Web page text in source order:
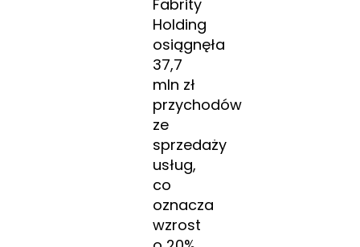
Fabrity
Holding
osiągnęła
37,7
mln zł
przychodów
ze
sprzedaży
usług,
co
oznacza
wzrost